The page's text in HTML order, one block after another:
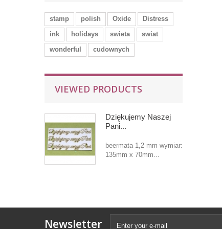
stamp polish Oxide
Distress
ink
holidays swieta
swiat
wonderful
cudownych
VIEWED PRODUCTS
Dziękujemy Naszej
Pani...
beermata 1,2 mm wymiar:
135mm x 70mm...
Newsletter